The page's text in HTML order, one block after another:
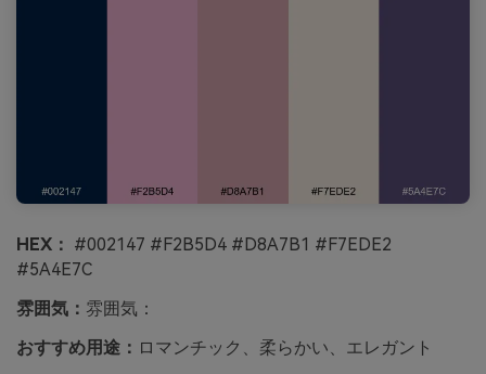
HEX： #002147 #F2B5D4 #D8A7B1 #F7EDE2
#5A4E7C
雰囲気： 雰囲気：
おすすめ用途： ロマンチック、柔らかい、エレガント